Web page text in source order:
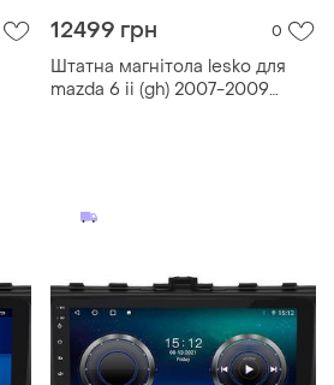
12499 грн 0
Штатна магнітола lesko для
mazda 6 ii (gh) 2007-2009